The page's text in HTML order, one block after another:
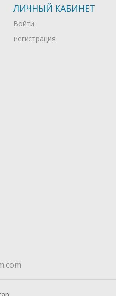
ЛИЧНЫЙ КАБИНЕТ
Войти
Регистрация